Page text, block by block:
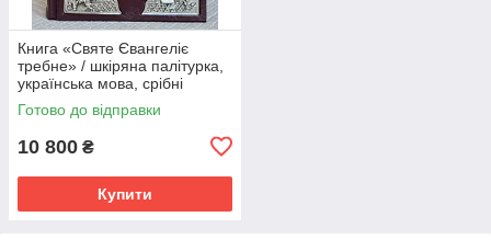
Книга «Святе Євангеліє
требне» / шкіряна палітурка,
українська мова, срібні
накладки, розмір книги 15×20
Готово до відправки
10 800 ₴
Купити